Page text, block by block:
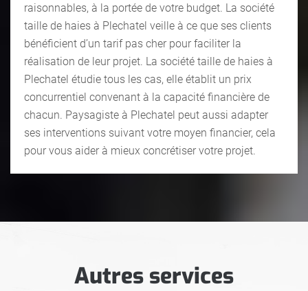
raisonnables, à la portée de votre budget. La société
taille de haies à Plechatel veille à ce que ses clients
bénéficient d’un tarif pas cher pour faciliter la
réalisation de leur projet. La société taille de haies à
Plechatel étudie tous les cas, elle établit un prix
concurrentiel convenant à la capacité financière de
chacun. Paysagiste à Plechatel peut aussi adapter
ses interventions suivant votre moyen financier, cela
pour vous aider à mieux concrétiser votre projet.
Autres services